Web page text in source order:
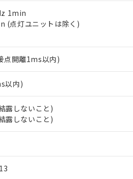
1min
(点灯ユニットは除く)
点開離1ms以内)
以内)
露しないこと)
露しないこと)